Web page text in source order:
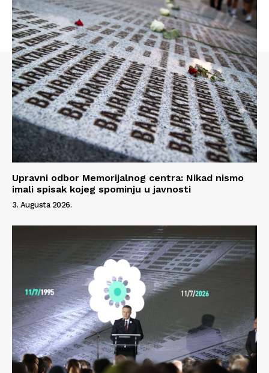
Info
O nama
Kontakt
Impressum
Upravni odbor Memorijalnog centra: Nikad nismo
imali spisak kojeg spominju u javnosti
3. Augusta 2026.